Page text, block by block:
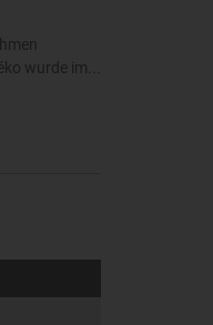
wurde im...